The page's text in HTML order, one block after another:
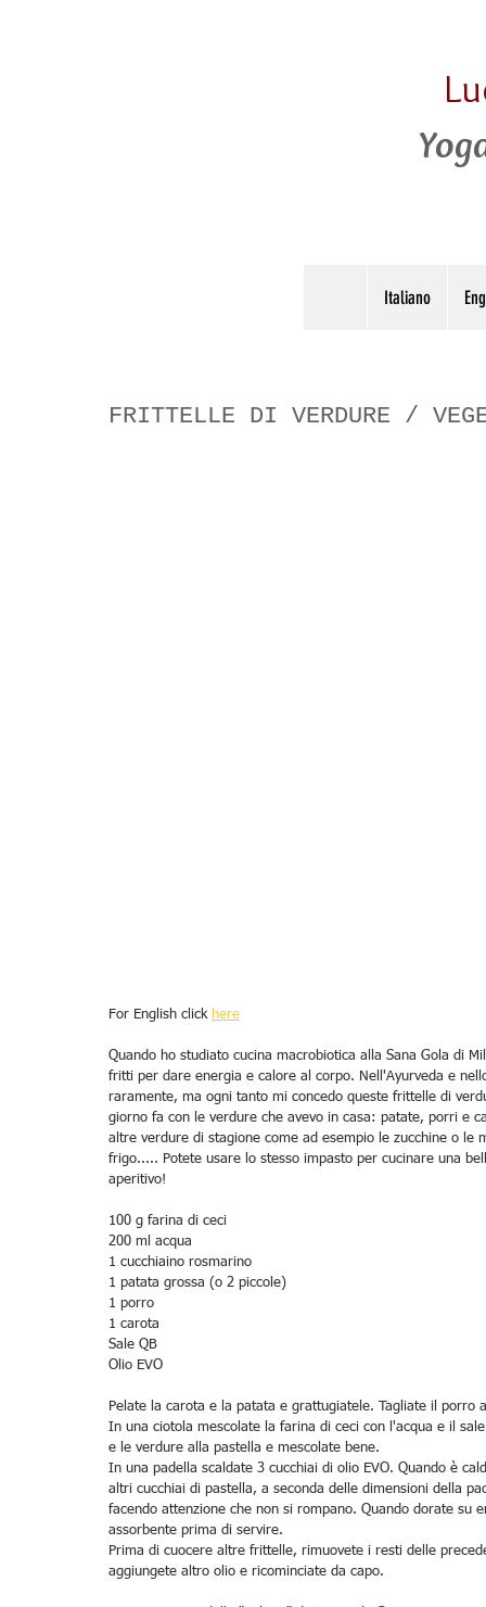
Italiano
FRITTELLE DI VERDURE /
For English click here
Quando ho studiato cucina macrobiotica alla Sana Gola di
fritti per dare energia e calore al corpo. Nell'Ayurveda e
raramente, ma ogni tanto mi concedo queste frittelle di
giorno fa con le verdure che avevo in casa: patate, porri e
altre verdure di stagione come ad esempio le zucchine o
frigo..... Potete usare lo stesso impasto per cucinare una
aperitivo!
100 g farina di ceci
200 ml acqua
1 cucchiaino rosmarino
1 patata grossa (o 2 piccole)
1 porro
1 carota
Sale QB
Olio EVO
Pelate la carota e la patata e grattugiatele. Tagliate il porro
In una ciotola mescolate la farina di ceci con l'acqua e il
e le verdure alla pastella e mescolate bene.
In una padella scaldate 3 cucchiai di olio EVO. Quando è
altri cucchiai di pastella, a seconda delle dimensioni della
facendo attenzione che non si rompano. Quando dorate
assorbente prima di servire.
Prima di cuocere altre frittelle, rimuovete i resti delle
aggiungete altro olio e ricominciate da capo.